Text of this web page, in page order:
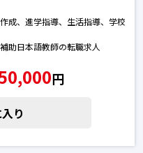
成、進学指導、生活指導、学校
助日本語教師の転職求人
円
り